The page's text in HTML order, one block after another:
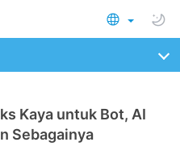
Kaya untuk Bot, AI
Sebagainya